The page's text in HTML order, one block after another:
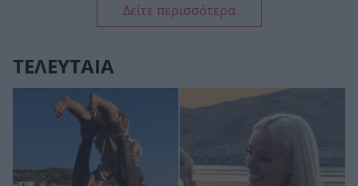
Δείτε περισσότερα
ΤΕΛΕΥΤΑΙΑ